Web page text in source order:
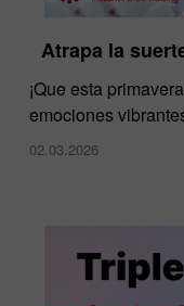
Atrapa la
¡Que esta
emociones
02.03.2026